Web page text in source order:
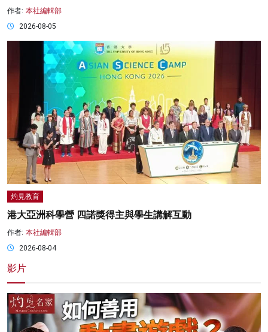
作者: 本社編輯部
2026-08-05
灼見教育
港大亞洲科學營 四諾獎得主與學生講解互動
作者: 本社編輯部
2026-08-04
影片